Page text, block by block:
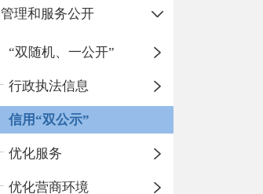
管理和服务公开
“双随机、一公开”
行政执法信息
信用“双公示”
优化服务
优化营商环境